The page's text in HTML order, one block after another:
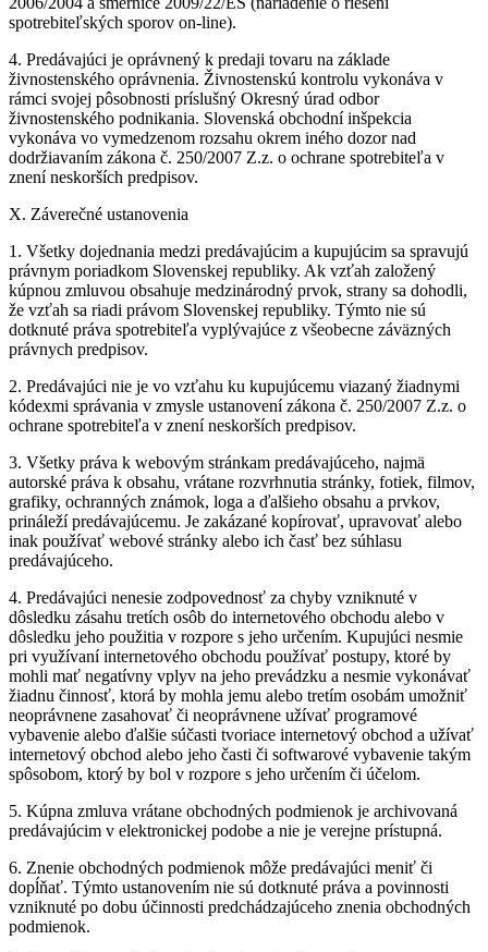
spotrebiteľských sporov on-line).
4. Predávajúci je oprávnený k predaji tovaru na základe
živnostenského oprávnenia. Živnostenskú kontrolu vykonáva v
rámci svojej pôsobnosti príslušný Okresný úrad odbor
živnostenského podnikania. Slovenská obchodní inšpekcia
vykonáva vo vymedzenom rozsahu okrem iného dozor nad
dodržiavaním zákona č. 250/2007 Z.z. o ochrane spotrebiteľa v
znení neskorších predpisov.
X. Záverečné ustanovenia
1. Všetky dojednania medzi predávajúcim a kupujúcim sa spravujú
právnym poriadkom Slovenskej republiky. Ak vzťah založený
kúpnou zmluvou obsahuje medzinárodný prvok, strany sa dohodli,
že vzťah sa riadi právom Slovenskej republiky. Týmto nie sú
dotknuté práva spotrebiteľa vyplývajúce z všeobecne záväzných
právnych predpisov.
2. Predávajúci nie je vo vzťahu ku kupujúcemu viazaný žiadnymi
kódexmi správania v zmysle ustanovení zákona č. 250/2007 Z.z. o
ochrane spotrebiteľa v znení neskorších predpisov.
3. Všetky práva k webovým stránkam predávajúceho, najmä
autorské práva k obsahu, vrátane rozvrhnutia stránky, fotiek, filmov,
grafiky, ochranných známok, loga a ďalšieho obsahu a prvkov,
prináleží predávajúcemu. Je zakázané kopírovať, upravovať alebo
inak používať webové stránky alebo ich časť bez súhlasu
predávajúceho.
4. Predávajúci nenesie zodpovednosť za chyby vzniknuté v
dôsledku zásahu tretích osôb do internetového obchodu alebo v
dôsledku jeho použitia v rozpore s jeho určením. Kupujúci nesmie
pri využívaní internetového obchodu používať postupy, ktoré by
mohli mať negatívny vplyv na jeho prevádzku a nesmie vykonávať
žiadnu činnosť, ktorá by mohla jemu alebo tretím osobám umožniť
neoprávnene zasahovať či neoprávnene užívať programové
vybavenie alebo ďalšie súčasti tvoriace internetový obchod a užívať
internetový obchod alebo jeho časti či softwarové vybavenie takým
spôsobom, ktorý by bol v rozpore s jeho určením či účelom.
5. Kúpna zmluva vrátane obchodných podmienok je archivovaná
predávajúcim v elektronickej podobe a nie je verejne prístupná.
6. Znenie obchodných podmienok môže predávajúci meniť či
dopĺňať. Týmto ustanovením nie sú dotknuté práva a povinnosti
vzniknuté po dobu účinnosti predchádzajúceho znenia obchodných
podmienok.